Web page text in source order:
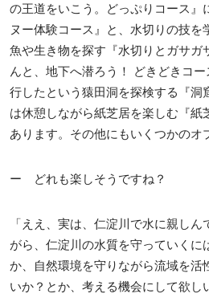
の王道をいこう。どっぷりコース』
ヌー体験コース』と、水切りの技を
魚や生き物を探す『水切りとガサガ
んと、地下へ潜ろう！ どきどきコ
行したという猿田洞を探検する『洞
は休憩しながら紙芝居を楽しむ『紙
あります。その他にもいくつかのオ
ー どれも楽しそうですね？
「ええ、実は、仁淀川で水に親し
がら、仁淀川の水質を守っていくに
か、自然環境を守りながら流域を活
いか？とか、考える機会にして欲し